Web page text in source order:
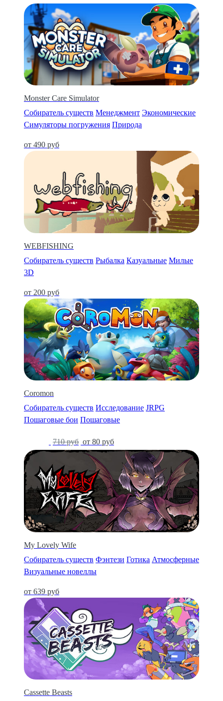
Monster Care Simulator
Собиратель существ Менеджмент Экономические
Симуляторы погружения Природа
от 490 руб
WEBFISHING
Собиратель существ Рыбалка Казуальные Милые
3D
от 200 руб
Coromon
Собиратель существ Исследование JRPG
Пошаговые бои Пошаговые
710 руб от 80 руб
My Lovely Wife
Собиратель существ Фэнтези Готика Атмосферные
Визуальные новеллы
от 639 руб
Cassette Beasts